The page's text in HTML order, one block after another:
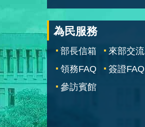
為民服務
部長信箱 來部交流
領務FAQ
簽證FAQ
參訪賓館